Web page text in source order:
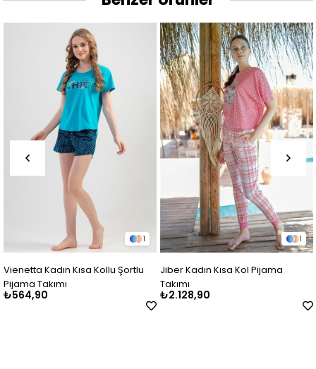
1
Kısa Kollu Şortlu
1
Jiber Kadın Kısa Kol Pijama
₺2.128,90
Vienetta